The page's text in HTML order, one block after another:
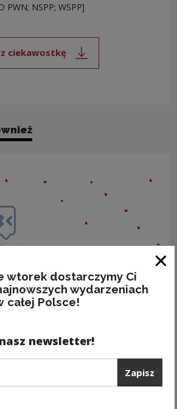
PWN; NSPP; WSPP]
ciekawostkę
Uwaga, link zostanie otwarty
wtorek dostarczymy Ci
wydarzeniach
całej Polsce!
newsletter!
Zapisz